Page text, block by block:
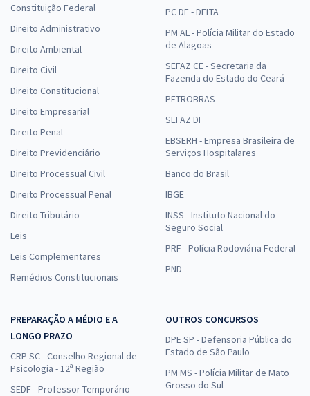
Constituição Federal
Direito Administrativo
Direito Ambiental
Direito Civil
Direito Constitucional
Direito Empresarial
Direito Penal
Direito Previdenciário
Direito Processual Civil
Direito Processual Penal
Direito Tributário
Leis
Leis Complementares
Remédios Constitucionais
PC DF - DELTA
PM AL - Polícia Militar do Estado
de Alagoas
SEFAZ CE - Secretaria da
Fazenda do Estado do Ceará
PETROBRAS
SEFAZ DF
EBSERH - Empresa Brasileira de
Serviços Hospitalares
Banco do Brasil
IBGE
INSS - Instituto Nacional do
Seguro Social
PRF - Polícia Rodoviária Federal
PND
PREPARAÇÃO A MÉDIO E A
LONGO PRAZO
CRP SC - Conselho Regional de
Psicologia - 12ª Região
SEDF - Professor Temporário
OUTROS CONCURSOS
DPE SP - Defensoria Pública do
Estado de São Paulo
PM MS - Polícia Militar de Mato
Grosso do Sul